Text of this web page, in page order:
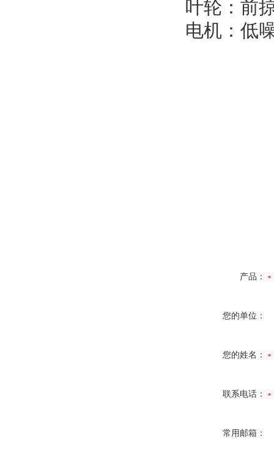
叶轮：前
电机：低
产品：
您的单位：
您的姓名：
联系电话：
常用邮箱：